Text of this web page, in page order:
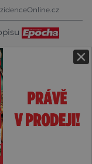
×
AKCÍ